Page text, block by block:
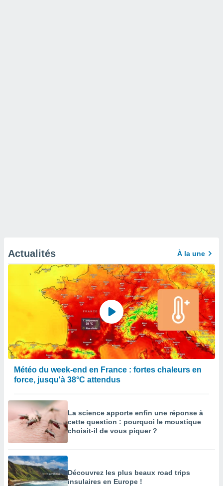
Actualités À la une
Météo du week-end en France : fortes chaleurs en
force, jusqu'à 38°C attendus
La science apporte enfin une réponse à
cette question : pourquoi le moustique
choisit-il de vous piquer ?
Découvrez les plus beaux road trips
insulaires en Europe !